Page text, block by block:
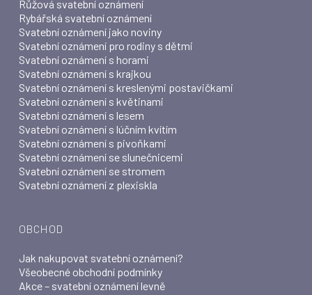
Růžová svatební oznámení
Rybářská svatební oznámení
Svatební oznámení jako noviny
Svatební oznámení pro rodiny s dětmi
Svatební oznámení s horami
Svatební oznámení s krajkou
Svatební oznámení s kreslenými postavičkami
Svatební oznámení s květinami
Svatební oznámení s lesem
Svatební oznámení s lúčním kvítím
Svatební oznámení s pivoňkami
Svatební oznámení se slunečnicemi
Svatební oznámení se stromem
Svatební oznámení z plexiskla
OBCHOD
Jak nakupovat svatební oznámení?
Všeobecné obchodní podmínky
Akce – svatební oznámení levně